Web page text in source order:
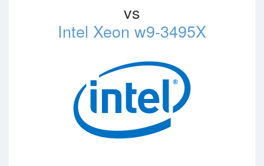
vs
Intel Xeon w9-3495X